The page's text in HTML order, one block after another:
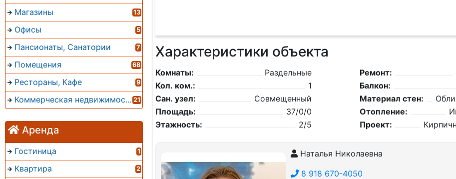
Магазины 13
Офисы 5
Пансионаты, Санатории 7
Помещения 68
Рестораны, Кафе 9
Коммерческая недвижимость 21
Аренда
Гостиница 1
Квартира 2
Характеристики объекта
Комнаты:
Раздельные
Кол. ком.:
1
Сан. узел:
Совмещенный
Площадь:
37/0/0
Этажность:
2/5
Ремонт:
Балкон:
Материал стен:
Отопление:
Проект:
Наталья Николаевна
8 918 670-4050